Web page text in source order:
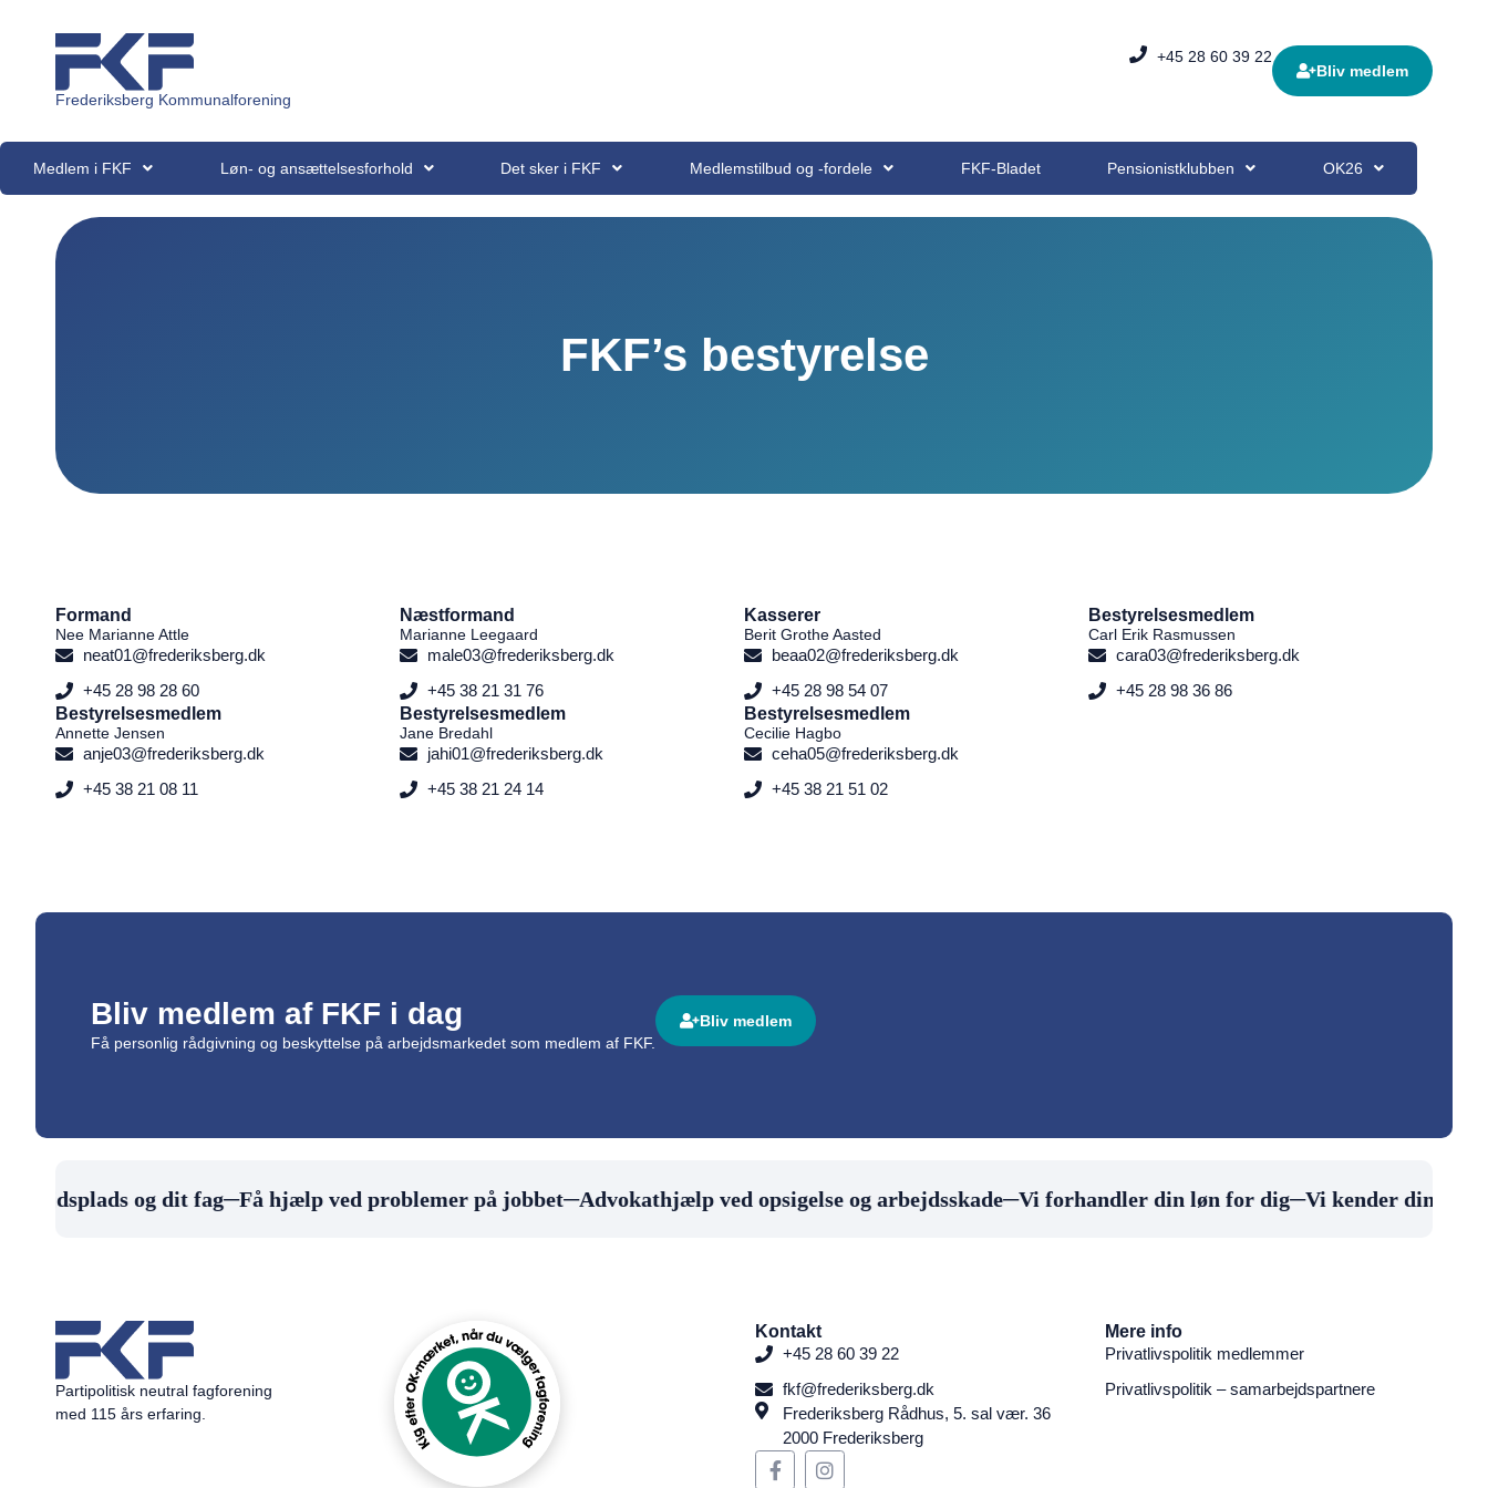
Frederiksberg Kommunalforening
+45 28 60 39 22
Bliv medlem
Medlem i FKF Løn- og ansættelsesforhold Det sker i FKF Medlemstilbud og -fordele FKF-Bladet Pensionistklubben OK26
FKF’s bestyrelse
Formand
Nee Marianne Attle
neat01@frederiksberg.dk
+45 28 98 28 60
Næstformand
Marianne Leegaard
male03@frederiksberg.dk
+45 38 21 31 76
Kasserer
Berit Grothe Aasted
beaa02@frederiksberg.dk
+45 28 98 54 07
Bestyrelsesmedlem
Carl Erik Rasmussen
cara03@frederiksberg.dk
+45 28 98 36 86
Bestyrelsesmedlem
Annette Jensen
anje03@frederiksberg.dk
+45 38 21 08 11
Bestyrelsesmedlem
Jane Bredahl
jahi01@frederiksberg.dk
+45 38 21 24 14
Bestyrelsesmedlem
Cecilie Hagbo
ceha05@frederiksberg.dk
+45 38 21 51 02
Bliv medlem af FKF i dag
Få personlig rådgivning og beskyttelse på arbejdsmarkedet som medlem af FKF.
Bliv medlem
og dit fag─Få hjælp ved problemer på jobbet─Advokathjælp ved opsigelse og arbejdsskade─Vi forhandler din løn for dig─Vi kender din
Partipolitisk neutral fagforening
med 115 års erfaring.
Kontakt
+45 28 60 39 22
fkf@frederiksberg.dk
Frederiksberg Rådhus, 5. sal vær. 36
2000 Frederiksberg
Mere info
Privatlivspolitik medlemmer
Privatlivspolitik – samarbejdspartnere